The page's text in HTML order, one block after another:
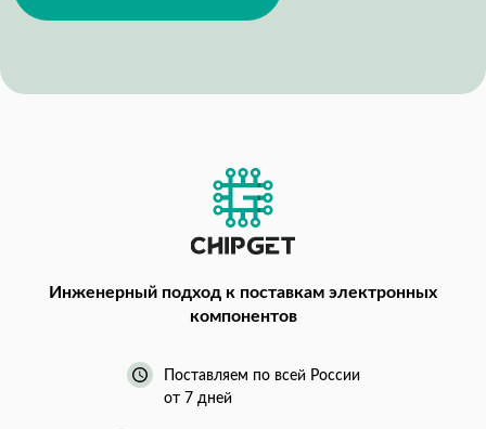
Инженерный подход к поставкам электронных
компонентов
Поставляем по всей России
от 7 дней